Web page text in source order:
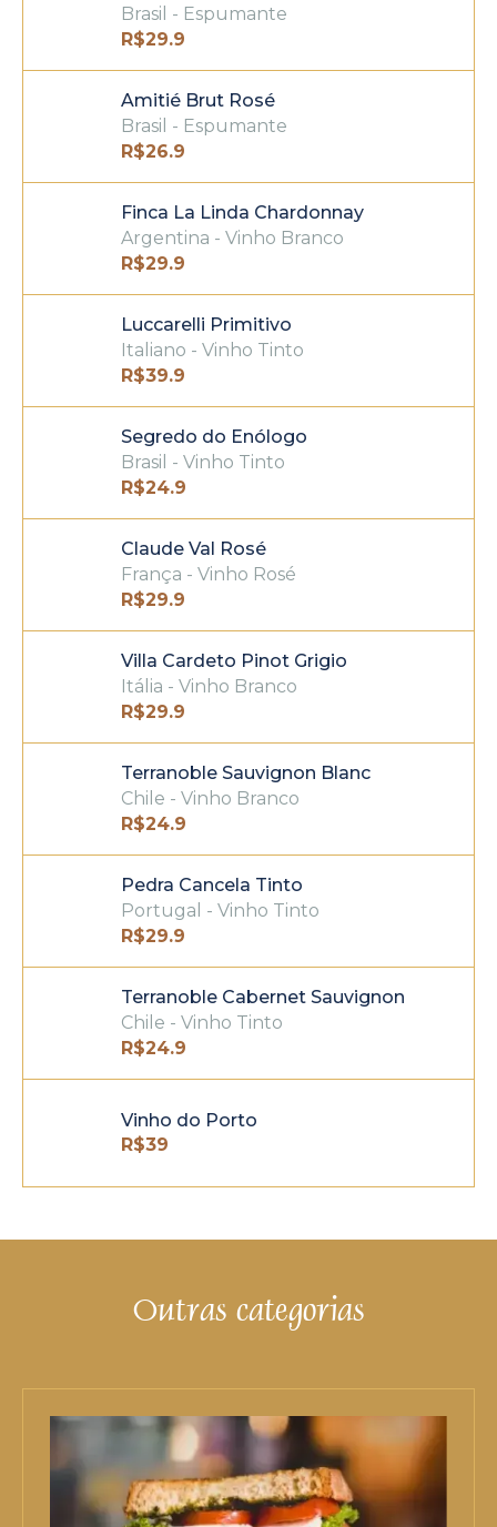
Brasil - Espumante
R$29.9
Amitié Brut Rosé
Brasil - Espumante
R$26.9
Finca La Linda Chardonnay
Argentina - Vinho Branco
R$29.9
Luccarelli Primitivo
Italiano - Vinho Tinto
R$39.9
Segredo do Enólogo
Brasil - Vinho Tinto
R$24.9
Claude Val Rosé
França - Vinho Rosé
R$29.9
Villa Cardeto Pinot Grigio
Itália - Vinho Branco
R$29.9
Terranoble Sauvignon Blanc
Chile - Vinho Branco
R$24.9
Pedra Cancela Tinto
Portugal - Vinho Tinto
R$29.9
Terranoble Cabernet Sauvignon
Chile - Vinho Tinto
R$24.9
Vinho do Porto
R$39
Outras categorias